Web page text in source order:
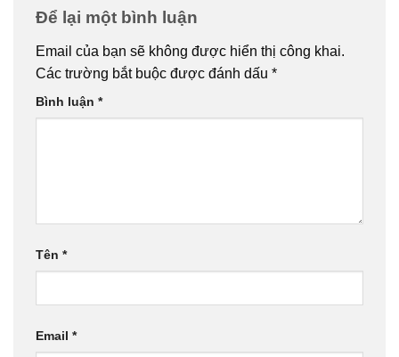
Để lại một bình luận
Email của bạn sẽ không được hiển thị công khai.
Các trường bắt buộc được đánh dấu *
Bình luận *
Tên *
Email *